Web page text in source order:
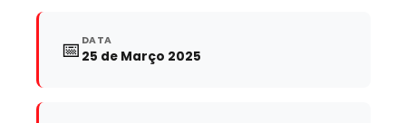
📅 DATA
25 de Março 2025